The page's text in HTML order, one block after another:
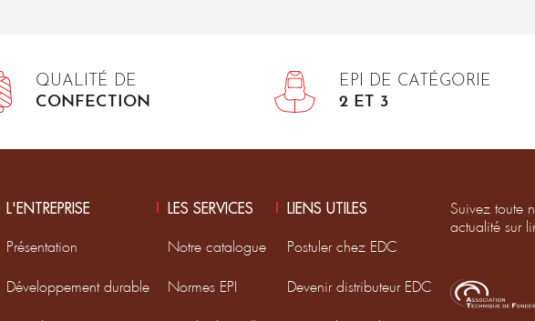
QUALITÉ DE
CONFECTION
EPI DE CATÉGORIE
2 ET 3
L'ENTREPRISE
Présentation
Développement durable
LES SERVICES
Notre catalogue
Normes EPI
LIENS UTILES
Postuler chez EDC
Devenir distributeur EDC
Suivez toute
actualité sur